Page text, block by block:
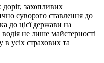
захопливих
суворого ставлення до
до цієї держави на
не лише майстерності
в усіх страхових та